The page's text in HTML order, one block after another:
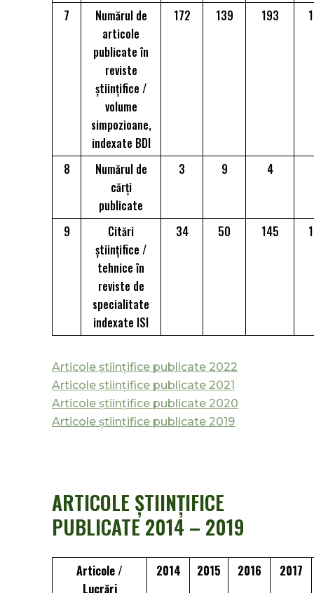
7
Numărul de
articole
publicate în
reviste
ştiinţifice /
volume
simpozioane,
indexate BDI
172 139 193
8
Numărul de
cărți
publicate
3 9 4
9
Citări
științifice /
tehnice în
reviste de
specialitate
indexate ISI
34 50 145
Articole științifice publicate 2022
Articole științifice publicate 2021
Articole științifice publicate 2020
Articole științifice publicate 2019
ARTICOLE ȘTIINȚIFICE
PUBLICATE 2014 – 2019
Articole /
Lucrări
2014 2015 2016 2017